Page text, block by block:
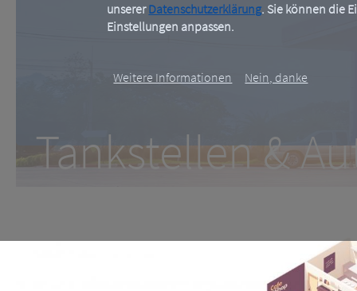
unsererDatenschutzerklärung. Sie können die
Einstellungen anpassen.
Weitere Informationen Nein, danke
Tankstellen &